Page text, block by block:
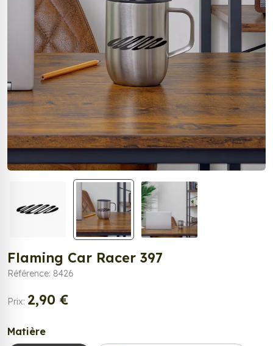
Flaming Car Racer 397
Référence: 8426
Prix: 2,90 €
Matière